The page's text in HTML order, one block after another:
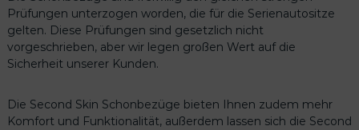
a
l
i
f
n
Prüfungen unterzogen worden, die für die Serienautositze
gelten. Diese Prüfungen sind gesetzlich nicht
vorgeschrieben, aber wir legen großen Wert auf die
Sicherheit unserer Kunden.
Die Second Skin Schonbezüge bieten Ihnen zudem mehr
Komfort und Funktionalität, außerdem lassen sich die Second